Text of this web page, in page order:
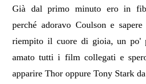
Già dal primo minuto ero in
perché adoravo Coulson e
riempito il cuore di gioia, un po'
amato tutti i film collegati e
apparire Thor oppure Tony Stark